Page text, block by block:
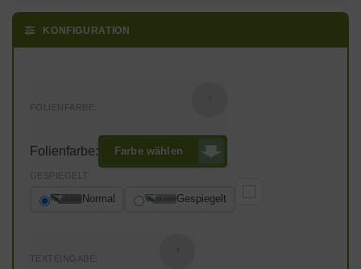
KONFIGURATION
FOLIENFARBE:
Folienfarbe: Farbe wählen
GESPIEGELT:
Normal Gespiegelt
TEXTEINGABE: